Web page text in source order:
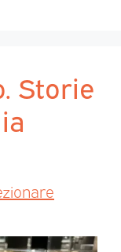
Storie